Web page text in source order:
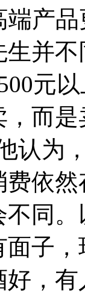
产品
并
元
而
认为
依
同
子
，